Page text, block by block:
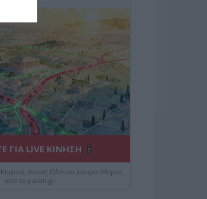
ΓΙΑ LIVE ΚΙΝΗΣΗ
Αττική Οδό και κέντρο Αθήνας
από το paron.gr